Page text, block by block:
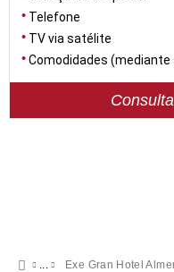
Telefone
TV via satélite
Comodidades
Exe Gran Hotel